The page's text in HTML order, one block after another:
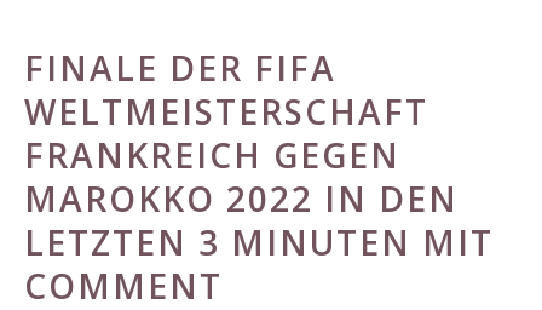
FINALE DER FIFA
WELTMEISTERSCHAFT
FRANKREICH GEGEN
MAROKKO 2022 IN DEN
LETZTEN 3 MINUTEN MIT
COMMENT